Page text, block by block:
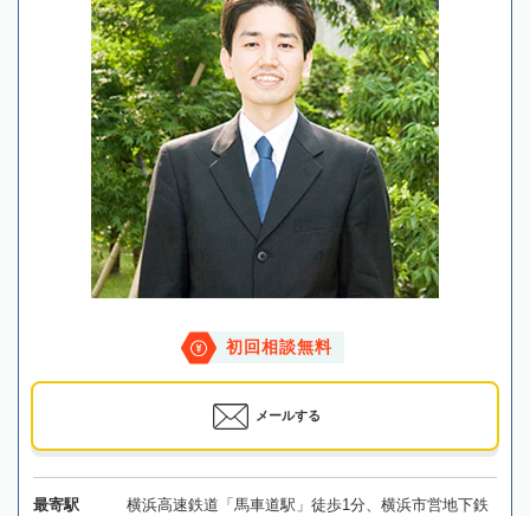
初回相談無料
メールする
最寄駅
横浜高速鉄道「馬車道駅」徒歩1分、横浜市営地下鉄